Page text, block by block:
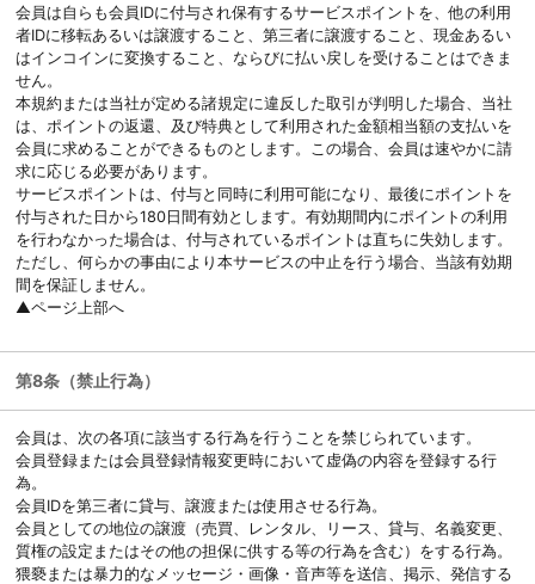
会員は自らも会員IDに付与され保有するサービスポイントを、他の利用
者IDに移転あるいは譲渡すること、第三者に譲渡すること、現金あるい
はインコインに変換すること、ならびに払い戻しを受けることはできま
せん。
本規約または当社が定める諸規定に違反した取引が判明した場合、当社
は、ポイントの返還、及び特典として利用された金額相当額の支払いを
会員に求めることができるものとします。この場合、会員は速やかに請
求に応じる必要があります。
サービスポイントは、付与と同時に利用可能になり、最後にポイントを
付与された日から180日間有効とします。有効期間内にポイントの利用
を行わなかった場合は、付与されているポイントは直ちに失効します。
ただし、何らかの事由により本サービスの中止を行う場合、当該有効期
間を保証しません。
▲ページ上部へ
第8条（禁止行為）
会員は、次の各項に該当する行為を行うことを禁じられています。
会員登録または会員登録情報変更時において虚偽の内容を登録する行
為。
会員IDを第三者に貸与、譲渡または使用させる行為。
会員としての地位の譲渡（売買、レンタル、リース、貸与、名義変更、
質権の設定またはその他の担保に供する等の行為を含む）をする行為。
猥褻または暴力的なメッセージ・画像・音声等を送信、掲示、発信する